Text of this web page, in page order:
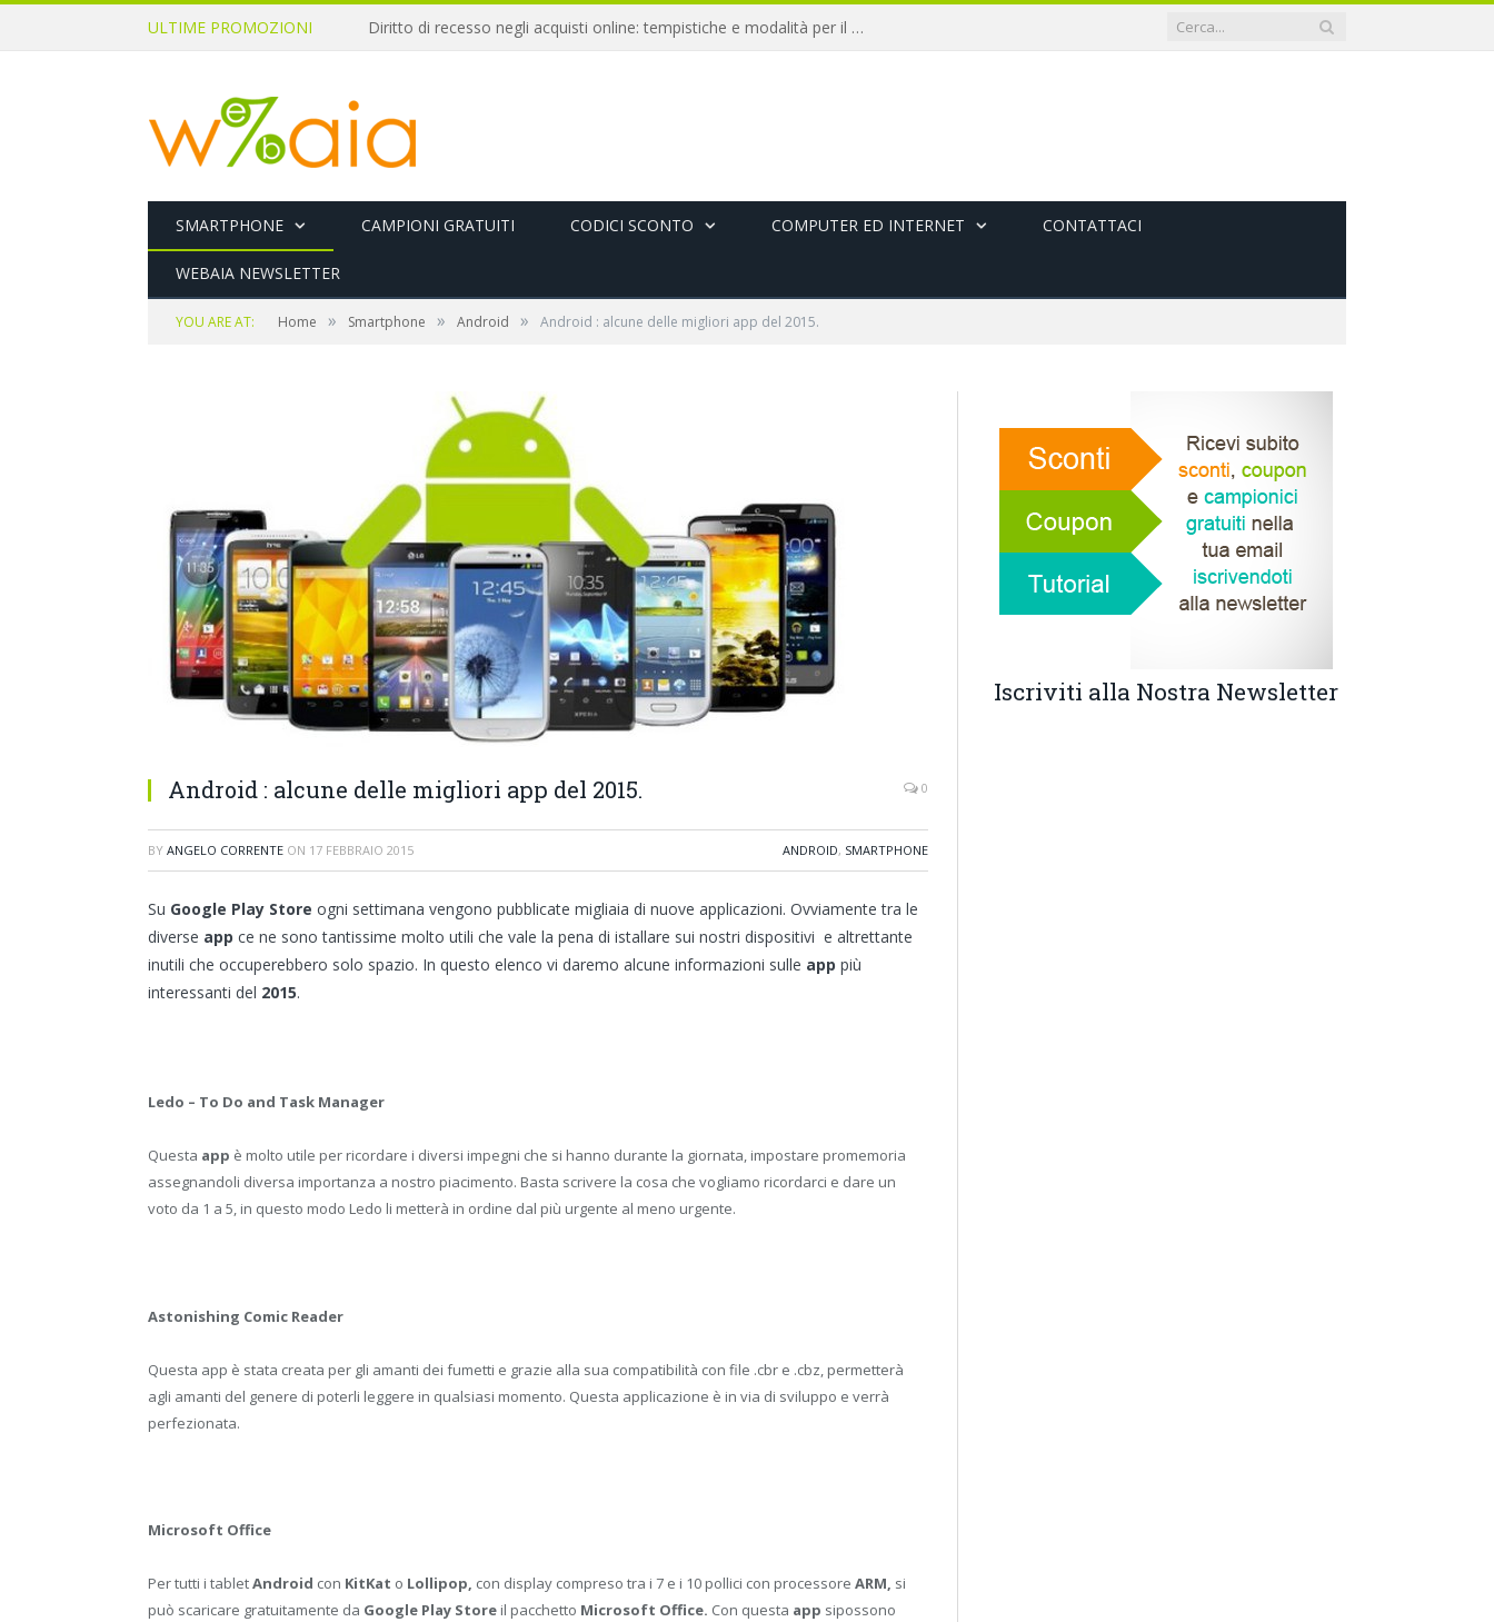
ULTIME PROMOZIONI Diritto di recesso negli acquisti online: tempistiche e modalità per il rimborso
SMARTPHONE CAMPIONI GRATUITI CODICI SCONTO COMPUTER ED INTERNET CONTATTACI
WEBAIA NEWSLETTER
YOU ARE AT: Home » Smartphone » Android » Android : alcune delle migliori app del 2015.
Android : alcune delle migliori app del 2015. 0
BY ANGELO CORRENTE ON 17 FEBBRAIO 2015 ANDROID, SMARTPHONE
Su Google Play Store ogni settimana vengono pubblicate migliaia di nuove applicazioni. Ovviamente tra le
diverse app ce ne sono tantissime molto utili che vale la pena di istallare sui nostri dispositivi e altrettante
inutili che occuperebbero solo spazio. In questo elenco vi daremo alcune informazioni sulle app più
interessanti del 2015.
Ledo – To Do and Task Manager
Questa app è molto utile per ricordare i diversi impegni che si hanno durante la giornata, impostare promemoria
assegnandoli diversa importanza a nostro piacimento. Basta scrivere la cosa che vogliamo ricordarci e dare un
voto da 1 a 5, in questo modo Ledo li metterà in ordine dal più urgente al meno urgente.
Astonishing Comic Reader
Questa app è stata creata per gli amanti dei fumetti e grazie alla sua compatibilità con file .cbr e .cbz, permetterà
agli amanti del genere di poterli leggere in qualsiasi momento. Questa applicazione è in via di sviluppo e verrà
perfezionata.
Microsoft Office
Per tutti i tabletAndroid con KitKat o Lollipop, con display compreso tra i 7 e i 10 pollici con processore ARM, si
può scaricare gratuitamente da Google Play Store il pacchetto Microsoft Office. Con questa app sipossono
Iscriviti alla Nostra Newsletter